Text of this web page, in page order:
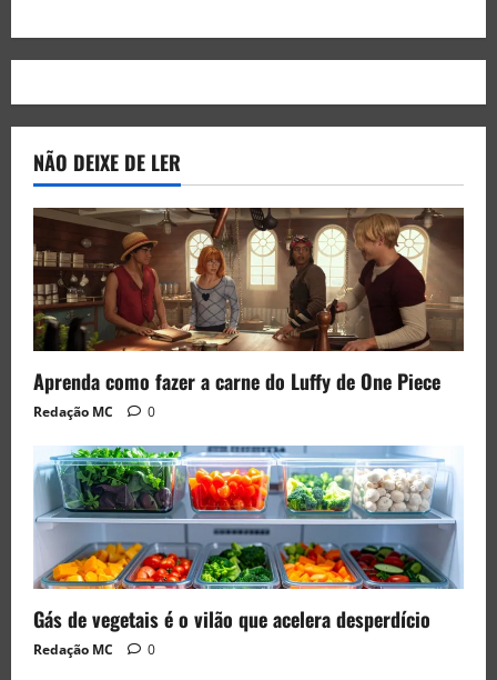
NÃO DEIXE DE LER
Aprenda como fazer a carne do Luffy de One Piece
Redação MC 0
Gás de vegetais é o vilão que acelera desperdício
Redação MC 0